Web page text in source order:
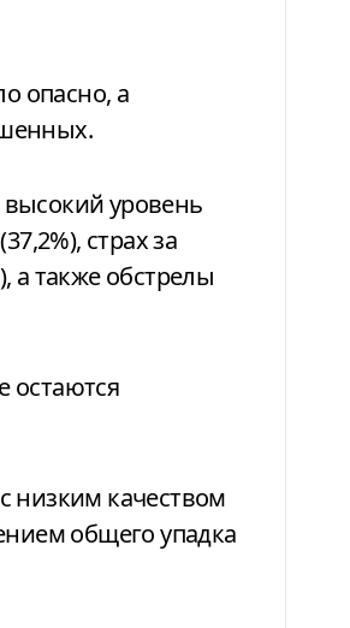
опасно, а
уровень
страх за
а также обстрелы
остаются
низким качеством
общего упадка